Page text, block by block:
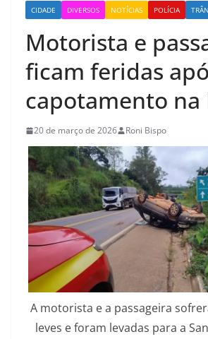
CIDADE DIVERSOS NOTÍCIAS POLÍCIA
Motorista e
ficam feridas
capotamento na
20 de março de 2026 Roni Bispo
A motorista e a passageira
leves e foram levadas para a